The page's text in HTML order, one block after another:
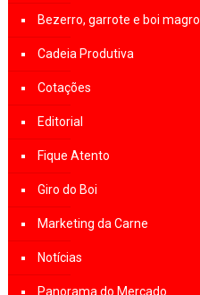
Bezerro, garrote e boi magro
Cadeia Produtiva
Cotações
Editorial
Fique Atento
Giro do Boi
Marketing da Carne
Notícias
Panorama do Mercado